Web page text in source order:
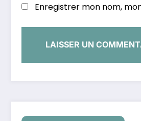
Enregistrer mon nom,